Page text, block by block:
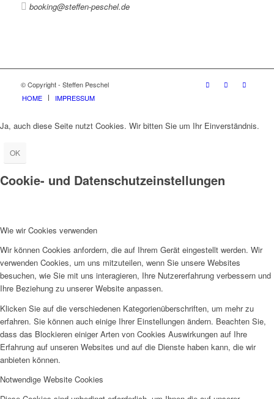
booking@steffen-peschel.de
© Copyright - Steffen Peschel
HOME
IMPRESSUM
Ja, auch diese Seite nutzt Cookies. Wir bitten Sie um Ihr Einverständnis.
OK
Cookie- und Datenschutzeinstellungen
Wie wir Cookies verwenden
Wir können Cookies anfordern, die auf Ihrem Gerät eingestellt werden. Wir
verwenden Cookies, um uns mitzuteilen, wenn Sie unsere Websites
besuchen, wie Sie mit uns interagieren, Ihre Nutzererfahrung verbessern und
Ihre Beziehung zu unserer Website anpassen.
Klicken Sie auf die verschiedenen Kategorienüberschriften, um mehr zu
erfahren. Sie können auch einige Ihrer Einstellungen ändern. Beachten Sie,
dass das Blockieren einiger Arten von Cookies Auswirkungen auf Ihre
Erfahrung auf unseren Websites und auf die Dienste haben kann, die wir
anbieten können.
Notwendige Website Cookies